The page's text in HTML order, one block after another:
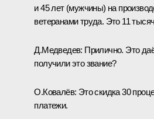
и 45 лет (мужчины) на
ветеранами труда. Это 11
Д.Медведев: Прилично. Это
получили это звание?
О.Ковалёв: Это скидка 30
платежи.